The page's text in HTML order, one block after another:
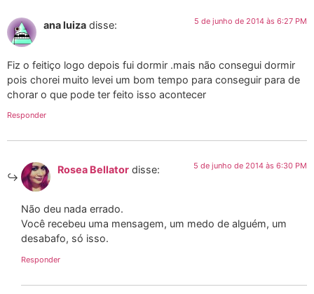
ana luiza disse: 5 de junho de 2014 às 6:27 PM
Fiz o feitiço logo depois fui dormir .mais não consegui dormir
pois chorei muito levei um bom tempo para conseguir para de
chorar o que pode ter feito isso acontecer
Responder
Rosea Bellator disse: 5 de junho de 2014 às 6:30 PM
Não deu nada errado.
Você recebeu uma mensagem, um medo de alguém, um
desabafo, só isso.
Responder